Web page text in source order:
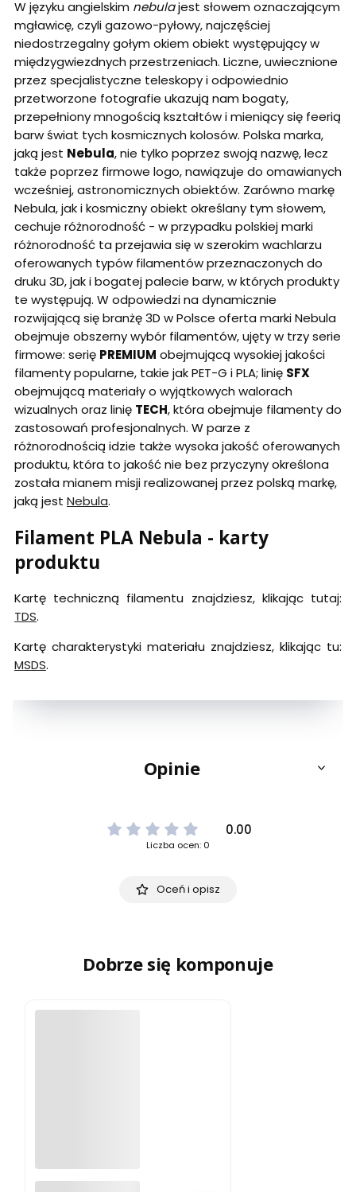
W języku angielskim nebulajest słowem oznaczającym
mgławicę, czyli gazowo-pyłowy, najczęściej
niedostrzegalny gołym okiem obiekt występujący w
międzygwiezdnych przestrzeniach. Liczne, uwiecznione
przez specjalistyczne teleskopy i odpowiednio
przetworzone fotografie ukazują nam bogaty,
przepełniony mnogością kształtów i mieniący się feerią
barw świat tych kosmicznych kolosów. Polska marka,
jaką jest Nebula, nie tylko poprzez swoją nazwę, lecz
także poprzez firmowe logo, nawiązuje do omawianych
wcześniej, astronomicznych obiektów. Zarówno markę
Nebula, jak i kosmiczny obiekt określany tym słowem,
cechuje różnorodność - w przypadku polskiej marki
różnorodność ta przejawia się w szerokim wachlarzu
oferowanych typów filamentów przeznaczonych do
druku 3D, jak i bogatej palecie barw, w których produkty
te występują. W odpowiedzi na dynamicznie
rozwijającą się branżę 3D w Polsce oferta marki Nebula
obejmuje obszerny wybór filamentów, ujęty w trzy serie
firmowe: serię PREMIUM obejmującą wysokiej jakości
filamenty popularne, takie jak PET-G i PLA; linię SFX
obejmującą materiały o wyjątkowych walorach
wizualnych oraz linię TECH, która obejmuje filamenty do
zastosowań profesjonalnych. W parze z
różnorodnością idzie także wysoka jakość oferowanych
produktu, która to jakość nie bez przyczyny określona
została mianem misji realizowanej przez polską markę,
jaką jest Nebula.
Filament PLA Nebula - karty
produktu
Kartę techniczną filamentu znajdziesz, klikając tutaj:
TDS.
Kartę charakterystyki materiału znajdziesz, klikając tu:
MSDS.
Opinie
0.00
Liczba ocen: 0
Oceń i opisz
Dobrze się komponuje